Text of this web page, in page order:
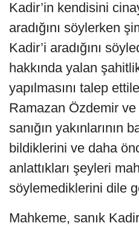
Kadir’in kendisini
aradığını söylerken
Kadir’i aradığını
hakkında yalan
yapılmasını talep
Ramazan Özdemir
sanığın yakınlarının
bildiklerini ve daha
anlattıkları şeyleri
söylemediklerini dile
Mahkeme, sanık